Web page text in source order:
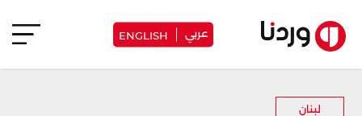
عربي ENGLISH
لبنان